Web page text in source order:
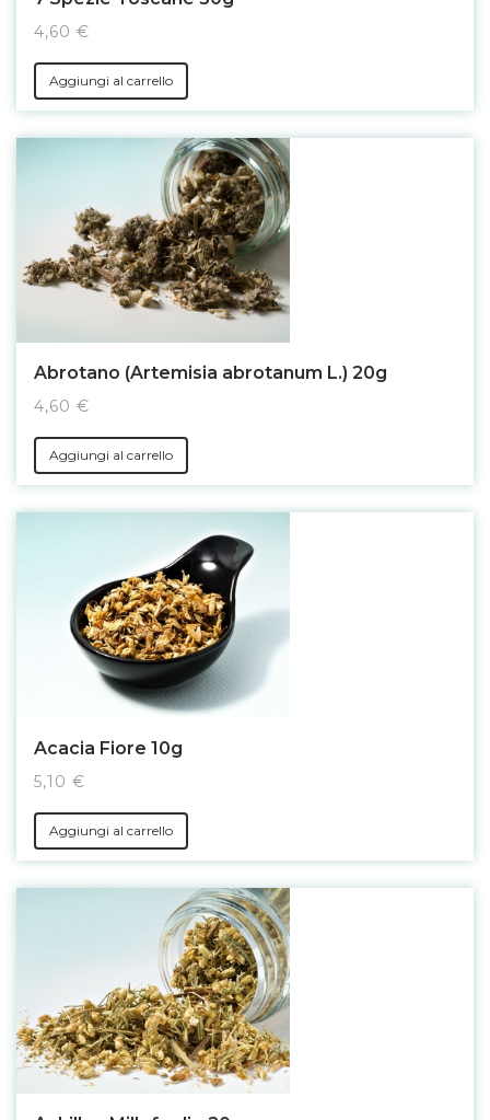
4,60 €
Aggiungi al carrello
Abrotano (Artemisia abrotanum L.) 20g
4,60 €
Aggiungi al carrello
Acacia Fiore 10g
5,10 €
Aggiungi al carrello